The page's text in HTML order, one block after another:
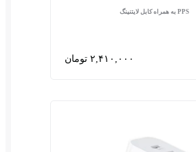
PPS به همراه کابل لایتنینگ
۲,۴۱۰,۰۰۰ تومان